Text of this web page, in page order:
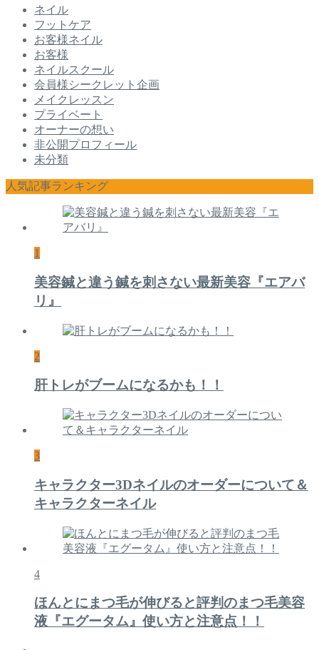
ネイル
フットケア
お客様ネイル
お客様
ネイルスクール
会員様シークレット企画
メイクレッスン
プライベート
オーナーの想い
非公開プロフィール
未分類
人気記事ランキング
1
美容鍼と違う鍼を刺さない最新美容『エアバ
リ』
2
肝トレがブームになるかも！！
3
キャラクター3Dネイルのオーダーについて＆
キャラクターネイル
4
ほんとにまつ毛が伸びると評判のまつ毛美容
液『エグータム』使い方と注意点！！